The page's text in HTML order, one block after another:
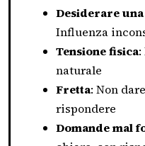
Desiderare
Influenza
Tensione fisica:
naturale
Fretta: Non
rispondere
Domande mal